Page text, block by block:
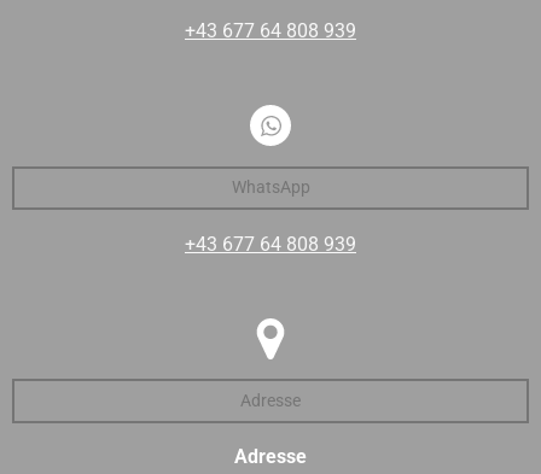
+43 677 64 808 939
WhatsApp
+43 677 64 808 939
Adresse
Adresse